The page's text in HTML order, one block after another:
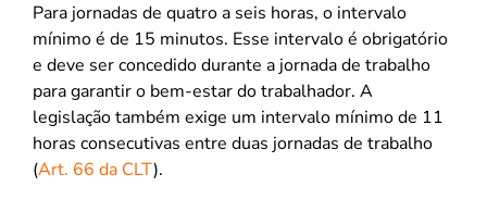
Para jornadas de quatro a seis horas, o intervalo
mínimo é de 15 minutos. Esse intervalo é obrigatório
e deve ser concedido durante a jornada de trabalho
para garantir o bem-estar do trabalhador. A
legislação também exige um intervalo mínimo de 11
horas consecutivas entre duas jornadas de trabalho
(Art. 66 da CLT).